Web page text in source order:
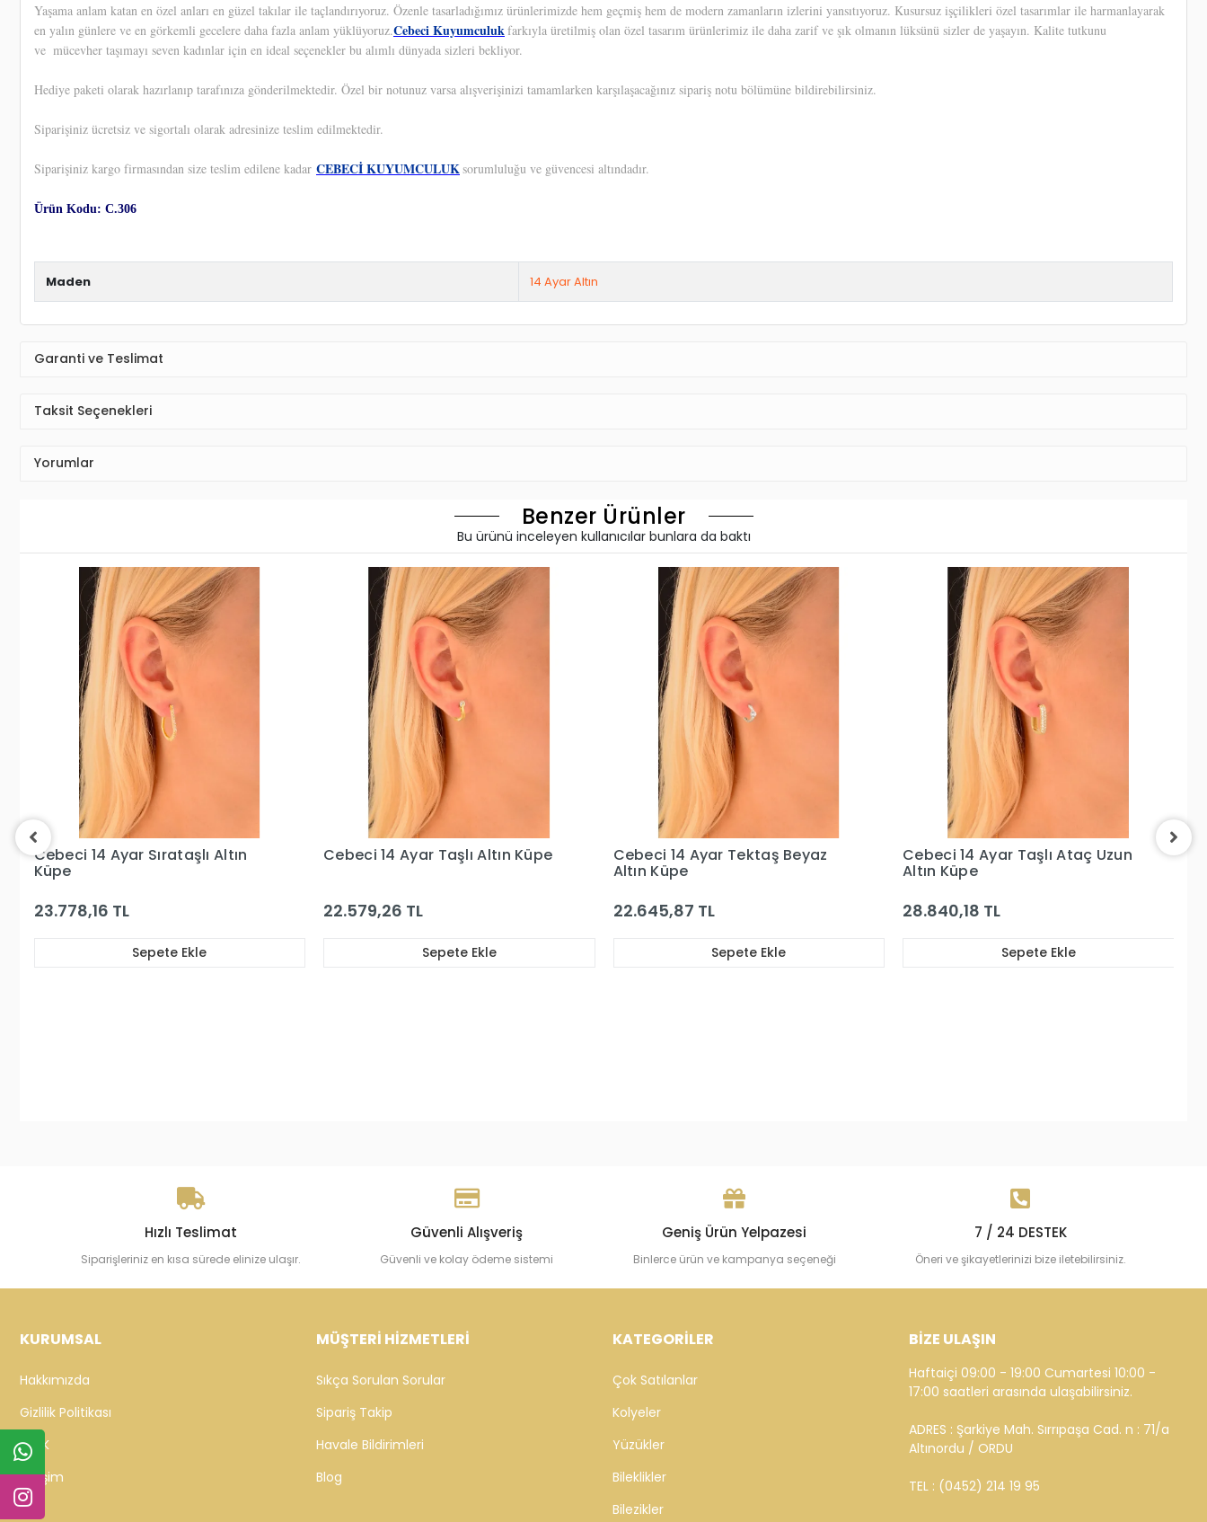
Yaşama anlam katan en özel anları en güzel takılar ile taçlandırıyoruz. Özenle tasarladığımız ürünlerimizde hem geçmiş hem de modern zamanların izlerini yansıtıyoruz. Kusursuz işçilikleri özel tasarımlar ile harmanlayarak
en yalın günlere ve en görkemli gecelere daha fazla anlam yüklüyoruz.Cebeci Kuyumculukfarkıyla üretilmiş olan özel tasarım ürünlerimiz ile daha zarif ve şık olmanın lüksünü sizler de yaşayın. Kalite tutkunu
ve mücevher taşımayı seven kadınlar için en ideal seçenekler bu alımlı dünyada sizleri bekliyor.
Hediye paketi olarak hazırlanıp tarafınıza gönderilmektedir. Özel bir notunuz varsa alışverişinizi tamamlarken karşılaşacağınız sipariş notu bölümüne bildirebilirsiniz.
Siparişiniz ücretsiz ve sigortalı olarak adresinize teslim edilmektedir.
Siparişiniz kargo firmasından size teslim edilene kadar CEBECİ KUYUMCULUKsorumluluğu ve güvencesi altındadır.
Ürün Kodu: C.306
Maden 14 Ayar Altın
Garanti ve Teslimat
Taksit Seçenekleri
Yorumlar
Benzer Ürünler
Bu ürünü inceleyen kullanıcılar bunlara da baktı
Cebeci 14 Ayar Taşlı Altın Küpe
22.579,26 TL
Sepete Ekle
Cebeci 14 Ayar Tektaş Beyaz
22.645,87 TL
Sepete Ekle
Cebeci 14 Ayar Taşlı Ataç Uzun
Altın Küpe
28.840,18 TL
Sepete Ekle
Cebeci 14 Ayar Yeşil Taşlı Altın
Küpe
16.051,93 TL
Sepete Ekle
Hızlı Teslimat
Siparişleriniz en kısa sürede elinize ulaşır.
Güvenli Alışveriş
Güvenli ve kolay ödeme sistemi
Geniş Ürün Yelpazesi
Binlerce ürün ve kampanya seçeneği
7 / 24 DESTEK
Öneri ve şikayetlerinizi bize iletebilirsiniz.
KURUMSAL
Hakkımızda
Gizlilik Politikası
KVKK
İletişim
MÜŞTERİ HİZMETLERİ
Sıkça Sorulan Sorular
Sipariş Takip
Havale Bildirimleri
Blog
KATEGORİLER
Çok Satılanlar
Kolyeler
Yüzükler
Bileklikler
Bilezikler
BİZE ULAŞIN
Haftaiçi 09:00 - 19:00 Cumartesi 10:00 -
17:00 saatleri arasında ulaşabilirsiniz.
ADRES : Şarkiye Mah. Sırrıpaşa Cad. n : 71/a
Altınordu / ORDU
TEL : (0452) 214 19 95